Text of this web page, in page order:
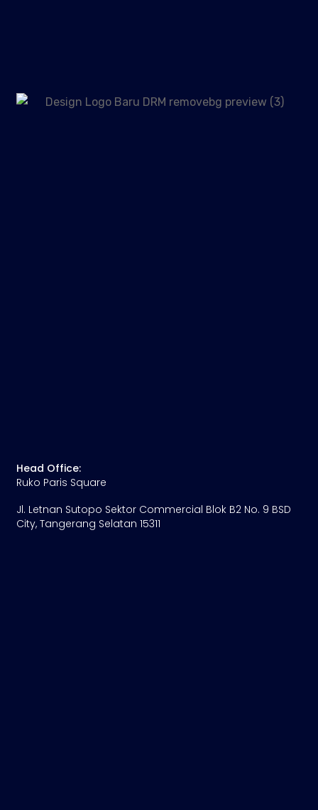
Head Office:
Ruko Paris Square
Jl. Letnan Sutopo Sektor Commercial Blok B2 No. 9 BSD
City, Tangerang Selatan 15311